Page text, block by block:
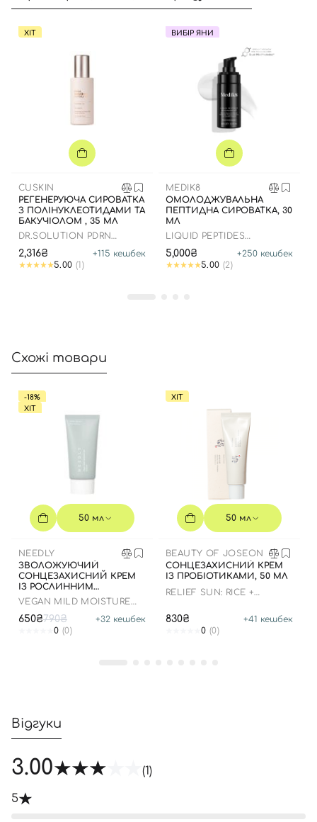
ХІТ
CUSKIN
РЕГЕНЕРУЮЧА СИРОВАТКА
З ПОЛІНУКЛЕОТИДАМИ ТА
БАКУЧІОЛОМ , 35 МЛ
DR.SOLUTION PDRN
2,316₴ +115 кешбек
5.00 (1)
ВИБІР ЯНИ
MEDIK8
ОМОЛОДЖУВАЛЬНА
ПЕПТИДНА СИРОВАТКА, 30
МЛ
LIQUID PEPTIDES
5,000₴ +250 кешбек
5.00 (2)
Схожі товари
-18%
ХІТ
50 мл
NEEDLY
ЗВОЛОЖУЮЧИЙ
СОНЦЕЗАХИСНИЙ КРЕМ
ІЗ РОСЛИННИМ
СКВАЛАНОМ ДО 23.03.2027
VEGAN MILD MOISTURE
650₴790₴ +32 кешбек
0 (0)
ХІТ
50 мл
BEAUTY OF JOSEON
СОНЦЕЗАХИСНИЙ КРЕМ
ІЗ ПРОБІОТИКАМИ, 50 МЛ
RELIEF SUN: RICE +
830₴ +41 кешбек
0 (0)
Відгуки
3.00 (1)
5
Вхід Реєстрація
приймаєте умови